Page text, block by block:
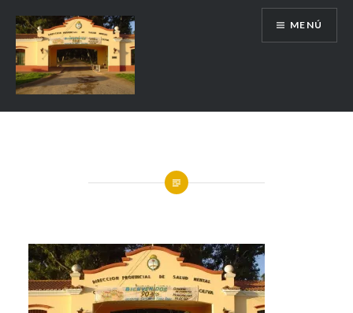
Escuela de Historia
MENÚ